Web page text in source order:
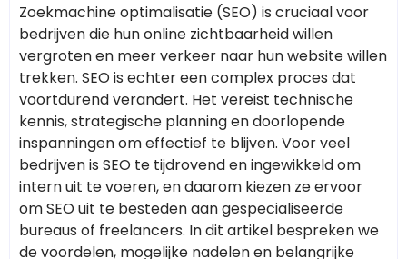
Zoekmachine optimalisatie (SEO) is cruciaal voor
bedrijven die hun online zichtbaarheid willen
vergroten en meer verkeer naar hun website willen
trekken. SEO is echter een complex proces dat
voortdurend verandert. Het vereist technische
kennis, strategische planning en doorlopende
inspanningen om effectief te blijven. Voor veel
bedrijven is SEO te tijdrovend en ingewikkeld om
intern uit te voeren, en daarom kiezen ze ervoor
om SEO uit te besteden aan gespecialiseerde
bureaus of freelancers. In dit artikel bespreken we
de voordelen, mogelijke nadelen en belangrijke